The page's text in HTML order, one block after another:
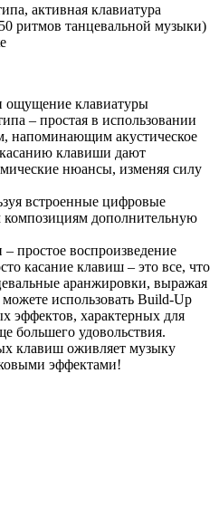
активная клавиатура
ритмов танцевальной музыки)
ощущение клавиатуры
– простая в использовании
напоминающим акустическое
клавиши дают
нюансы, изменяя силу
встроенные цифровые
дополнительную
простое воспроизведение
касание клавиш – это все, что
аранжировки, выражая
использовать Build-Up
эффектов, характерных для
большего удовольствия.
клавиш оживляет музыку
эффектами!